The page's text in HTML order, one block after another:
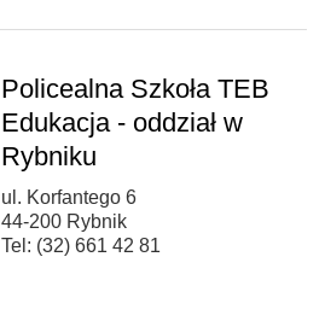
Policealna Szkoła TEB
Edukacja - oddział w
Rybniku
ul. Korfantego 6
44-200 Rybnik
Tel: (32) 661 42 81